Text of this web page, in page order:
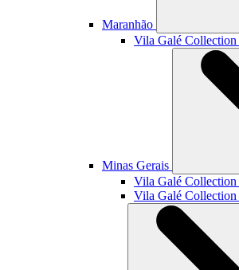
Maranhão
Vila Galé Collection
Minas Gerais
Vila Galé Collection
Vila Galé Collection